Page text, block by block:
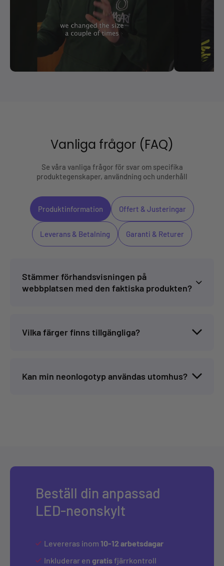
Vanliga frågor (FAQ)
Se våra vanliga frågor för svar om specifika
produktegenskaper, användning och underhåll
Produktinformation Offert & Justeringar
Leverans & Betalning Garanti & Returer
Stämmer förhandsvisningen på
webbplatsen med den faktiska produkten?
Vilka färger finns tillgängliga?
Kan min neonlogotyp användas utomhus?
Beställ din anpassad
LED-neonskylt
Levereras inom 10-12 arbetsdagar
Inkluderar en gratisfjärrkontroll